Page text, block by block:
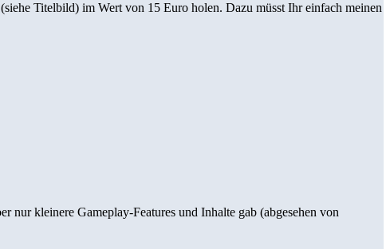
Titelbild) im Wert von 15 Euro holen. Dazu müsst Ihr einfach meinen
kleinere Gameplay-Features und Inhalte gab (abgesehen von